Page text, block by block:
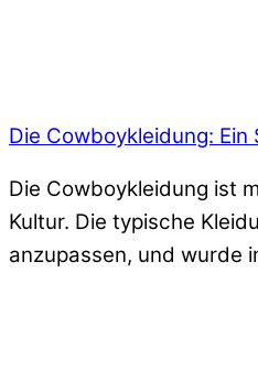
Die Cowboykleidung:
Die Cowboykleidung ist
Kultur. Die typische
anzupassen, und wurde